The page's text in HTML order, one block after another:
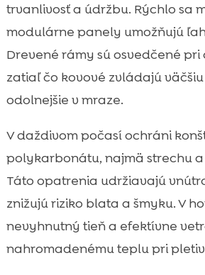
trvanlivosť a údržbu. Rýchlo sa
modulárne panely umožňujú
Drevené rámy sú osvedčené
zatiaľ čo kovové zvládajú
odolnejšie v mraze.
V daždivom počasí ochráni
polykarbonátu, najmä strechu
Táto opatrenia udržiavajú
znižujú riziko blata a šmyku. V
nevyhnutný tieň a efektívne
nahromadenému teplu pri